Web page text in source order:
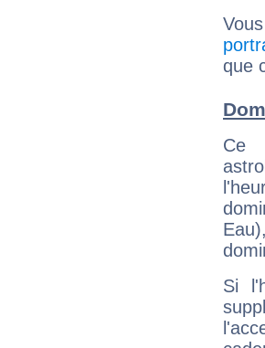
que
Ce
Si